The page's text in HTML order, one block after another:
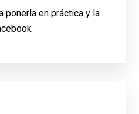
ponerla en práctica y la